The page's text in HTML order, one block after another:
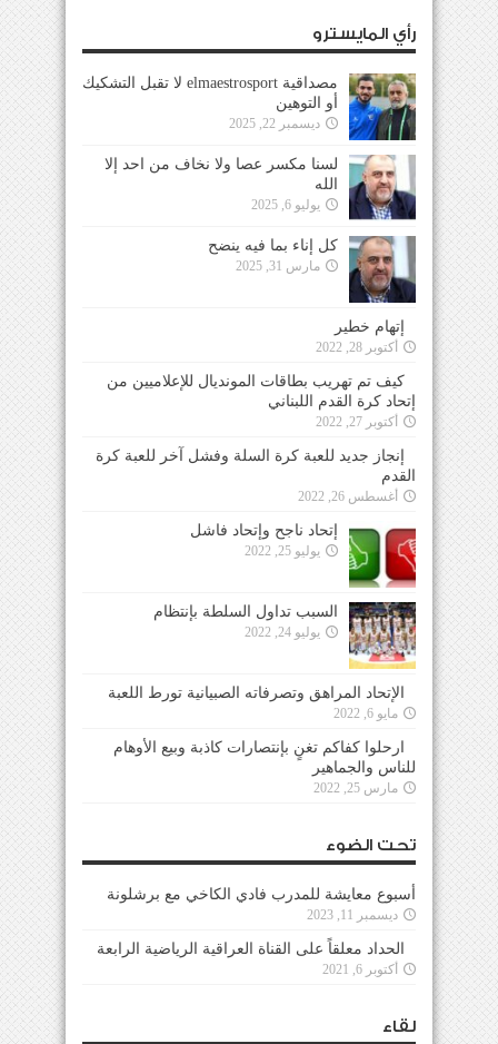
رأي المايسترو
مصداقية elmaestrosport لا تقبل التشكيك
أو التوهين
ديسمبر 22, 2025
لسنا مكسر عصا ولا نخاف من احد إلا
الله
يوليو 6, 2025
كل إناء بما فيه ينضح
مارس 31, 2025
إتهام خطير
أكتوبر 28, 2022
كيف تم تهريب بطاقات المونديال للإعلاميين من
إتحاد كرة القدم اللبناني
أكتوبر 27, 2022
إنجاز جديد للعبة كرة السلة وفشل آخر للعبة كرة
القدم
أغسطس 26, 2022
إتحاد ناجح وإتحاد فاشل
يوليو 25, 2022
السبب تداول السلطة بإنتظام
يوليو 24, 2022
الإتحاد المراهق وتصرفاته الصبيانية تورط اللعبة
مايو 6, 2022
ارحلوا كفاكم تغنٍ بإنتصارات كاذبة وبيع الأوهام
للناس والجماهير
مارس 25, 2022
تحت الضوء
أسبوع معايشة للمدرب فادي الكاخي مع برشلونة
ديسمبر 11, 2023
الحداد معلقاً على القناة العراقية الرياضية الرابعة
أكتوبر 6, 2021
لقاء